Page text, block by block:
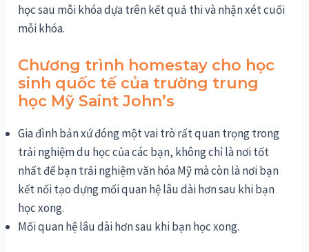
họcsau mỗi khóa dựa trên kết quả thi và nhận xét cuối
mỗi khóa.
Chương trình homestay cho học
sinh quốc tế của trường trung
học Mỹ Saint John’s
Gia đình bản xứ đóng một vai trò rất quan trọng trong
trải nghiệm du học của các bạn, không chỉ là nơi tốt
nhất để bạn trải nghiệm văn hóaMỹmà còn là nơi bạn
kết nối tạo dựng mối quan hệ lâu dài hơnsau khi bạn
học xong.
Mối quan hệ lâu dài hơnsau khi bạn học xong.